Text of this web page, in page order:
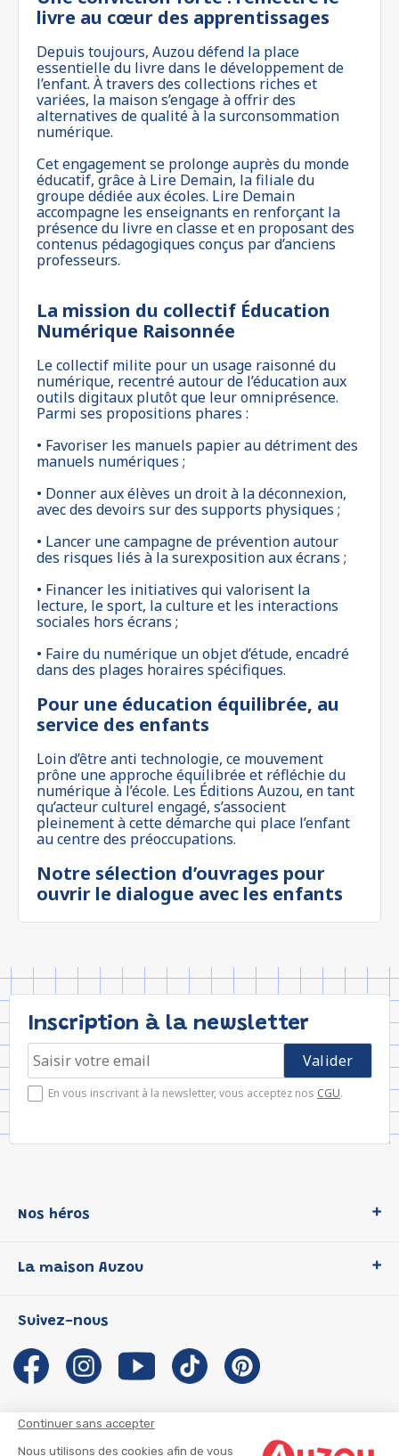
Continuer sans accepter
Nous utilisons des cookies afin de vous
livre au cœur des apprentissages
Depuis toujours, Auzou défend la place
essentielle du livre dans le développement de
l’enfant. À travers des collections riches et
variées, la maison s’engage à offrir des
alternatives de qualité à la surconsommation
numérique.
Cet engagement se prolonge auprès du monde
éducatif, grâce à Lire Demain, la filiale du
groupe dédiée aux écoles. Lire Demain
accompagne les enseignants en renforçant la
présence du livre en classe et en proposant des
contenus pédagogiques conçus par d’anciens
professeurs.
La mission du collectif Éducation
Numérique Raisonnée
Le collectif milite pour un usage raisonné du
numérique, recentré autour de l’éducation aux
outils digitaux plutôt que leur omniprésence.
Parmi ses propositions phares :
• Favoriser les manuels papier au détriment des
manuels numériques ;
• Donner aux élèves un droit à la déconnexion,
avec des devoirs sur des supports physiques ;
• Lancer une campagne de prévention autour
des risques liés à la surexposition aux écrans ;
• Financer les initiatives qui valorisent la
lecture, le sport, la culture et les interactions
sociales hors écrans ;
• Faire du numérique un objet d’étude, encadré
dans des plages horaires spécifiques.
Pour une éducation équilibrée, au
service des enfants
Loin d’être anti technologie, ce mouvement
prône une approche équilibrée et réfléchie du
numérique à l’école. Les Éditions Auzou, en tant
qu’acteur culturel engagé, s’associent
pleinement à cette démarche qui place l’enfant
au centre des préoccupations.
Notre sélection d’ouvrages pour
ouvrir le dialogue avec les enfants
Inscription à la newsletter
En vous inscrivant à la newsletter, vous acceptez nos CGU.
Nos héros
P'tit Loup
Les Influenceuses
Migali
Petite Taupe
La maison Auzou
Notre histoire
Auzou s'engage
Auteurs et illustrateurs Auzou
Suivez-nous